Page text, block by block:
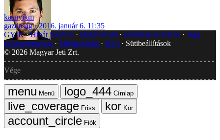
kasnyikm
gazdaság
2016. január 6. 11:35
GYIK Hibát jelentek Impresszum Javítások kezelése
Jogi
dokumentumok
Médiaajánlat RSS
Sütibeállítások
© 2026 Magyar Jeti Zrt.
Vége
Menü
Címlap
Friss
Kör
Fiók